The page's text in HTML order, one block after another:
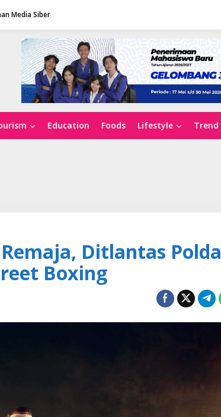
Media Siber
Education Foods Lifestyle Trend
Ditlantas Polda
Boxing